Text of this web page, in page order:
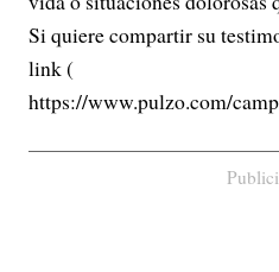
Si quiere compartir su
link (
https://www.pulzo.com/